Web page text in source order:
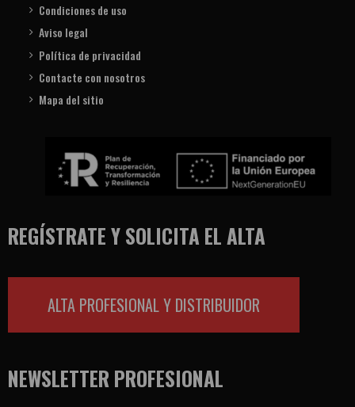
Condiciones de uso
Aviso legal
Política de privacidad
Contacte con nosotros
Mapa del sitio
REGÍSTRATE Y SOLICITA EL ALTA
ALTA PROFESIONAL Y DISTRIBUIDOR
NEWSLETTER PROFESIONAL